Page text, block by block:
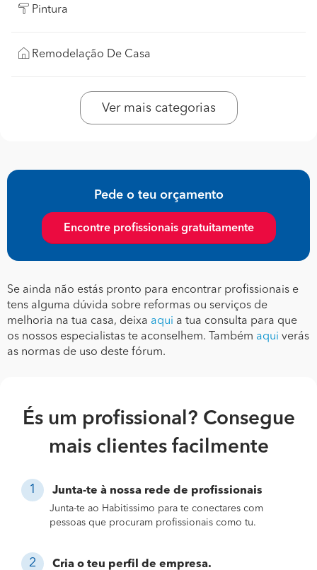
Pintura
Remodelação De Casa
Ver mais categorias
Pede o teu orçamento
Encontre profissionais gratuitamente
Se ainda não estás pronto para encontrar profissionais e
tens alguma dúvida sobre reformas ou serviços de
melhoria na tua casa, deixa aqui a tua consulta para que
os nossos especialistas te aconselhem. Também aqui verás
as normas de uso deste fórum.
És um profissional? Consegue
mais clientes facilmente
Junta-te à nossa rede de profissionais
Junta-te ao Habitissimo para te conectares com
pessoas que procuram profissionais como tu.
Cria o teu perfil de empresa.